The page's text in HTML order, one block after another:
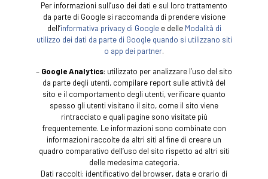
Per informazioni sull’uso dei dati e sul loro trattamento
da parte di Google si raccomanda di prendere visione
dell’informativa privacy di Googlee delle Modalità di
utilizzo dei dati da parte di Google quando si utilizzano siti
o app dei partner.
– GoogleAnalytics: utilizzato per analizzare l’uso del sito
da parte degli utenti, compilare report sulle attività del
sito e il comportamento degli utenti, verificare quanto
spesso gli utenti visitano il sito, come il sito viene
rintracciato e quali pagine sono visitate più
frequentemente. Le informazioni sono combinate con
informazioni raccolte da altri siti al fine di creare un
quadro comparativo dell’uso del sito rispetto ad altri siti
delle medesima categoria.
Dati raccolti: identificativo del browser, data e orario di